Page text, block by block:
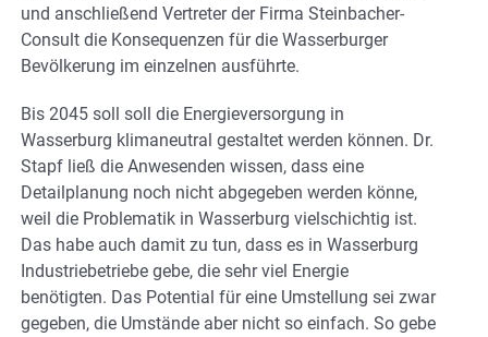
und anschließend Vertreter der Firma Steinbacher-
Consult die Konsequenzen für die Wasserburger
Bevölkerung im einzelnen ausführte.
Bis 2045 soll soll die Energieversorgung in
Wasserburg klimaneutral gestaltet werden können. Dr.
Stapf ließ die Anwesenden wissen, dass eine
Detailplanung noch nicht abgegeben werden könne,
weil die Problematik in Wasserburg vielschichtig ist.
Das habe auch damit zu tun, dass es in Wasserburg
Industriebetriebe gebe, die sehr viel Energie
benötigten. Das Potential für eine Umstellung sei zwar
gegeben, die Umstände aber nicht so einfach. So gebe